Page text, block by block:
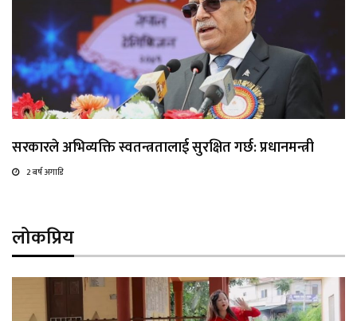
सरकारले अभिव्यक्ति स्वतन्त्रतालाई सुरक्षित गर्छ: प्रधानमन्त्री
2 बर्ष अगाडि
लोकप्रिय